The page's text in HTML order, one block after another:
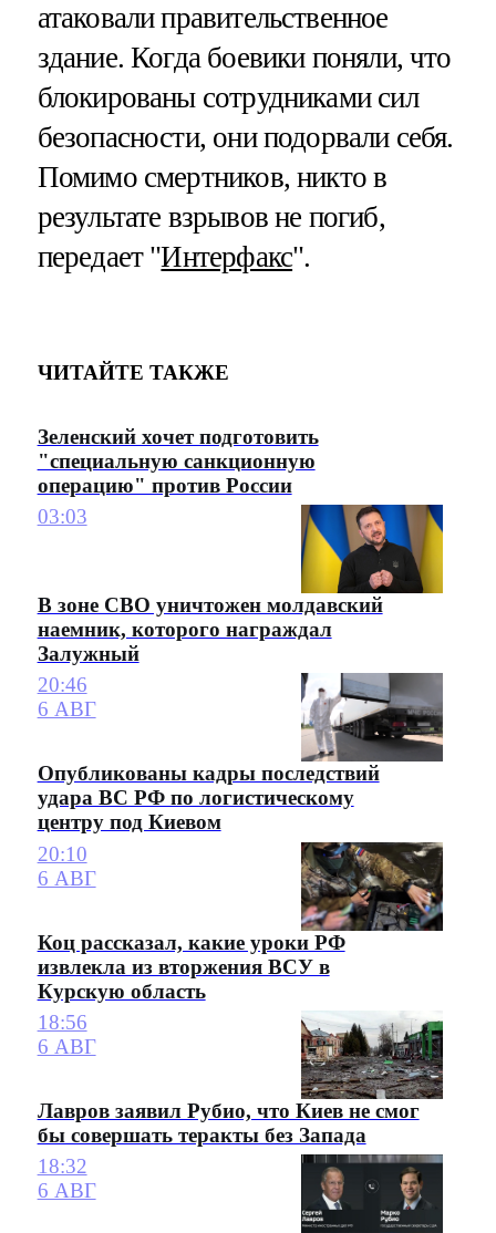
атаковали правительственное
здание. Когда боевики поняли, что
блокированы сотрудниками сил
безопасности, они подорвали себя.
Помимо смертников, никто в
результате взрывов не погиб,
передает "Интерфакс".
ЧИТАЙТЕ ТАКЖЕ
Зеленский хочет подготовить
"специальную санкционную
операцию" против России
03:03
В зоне СВО уничтожен молдавский
наемник, которого награждал
Залужный
20:46
6 АВГ
Опубликованы кадры последствий
удара ВС РФ по логистическому
центру под Киевом
20:10
6 АВГ
Коц рассказал, какие уроки РФ
извлекла из вторжения ВСУ в
Курскую область
18:56
6 АВГ
Лавров заявил Рубио, что Киев не смог
бы совершать теракты без Запада
18:32
6 АВГ